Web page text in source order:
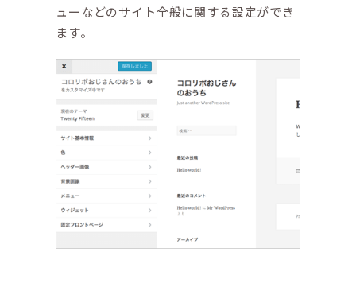
ューなどのサイト全般に関する設定ができ
ます。